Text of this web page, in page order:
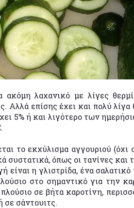
λαχανικό με λίγες
Αλλά επίσης έχει και πολύ
5% ή και λιγότερο των
το εκχύλισμα αγγουριού
συστατικά, όπως οι τανίνες και
είναι η γλιστρίδα, ένα
στο σημαντικό για την
σε βήτα καροτίνη,
σε σάντουιτς.